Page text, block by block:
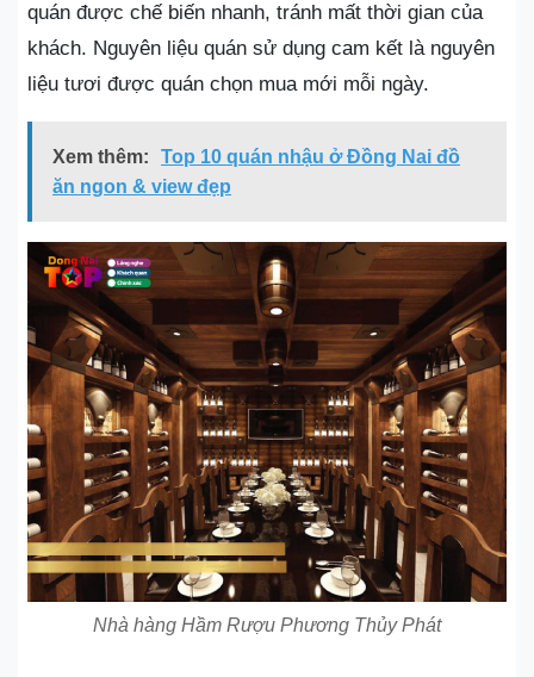
quán được chế biến nhanh, tránh mất thời gian của
khách. Nguyên liệu quán sử dụng cam kết là nguyên
liệu tươi được quán chọn mua mới mỗi ngày.
Xem thêm:
Top 10 quán nhậu ở Đồng Nai đồ
ăn ngon & view đẹp
Nhà hàng Hầm Rượu Phương Thủy Phát